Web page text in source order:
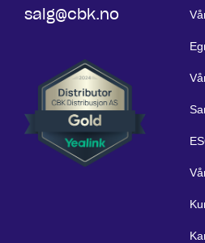
salg@cbk.no